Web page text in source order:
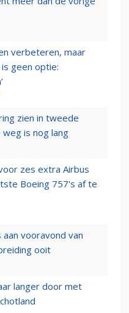
verbeteren, maar
geen optie:
zien in tweede
is nog lang
zes extra Airbus
Boeing 757's af te
aan vooravond van
ooit
langer door met